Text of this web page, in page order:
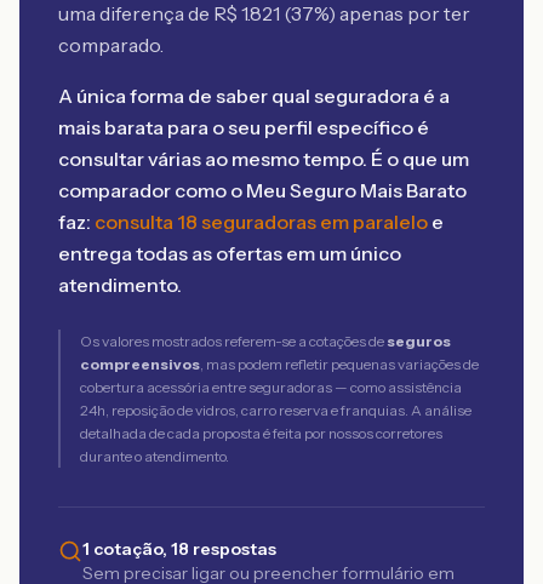
uma diferença de R$ 1.821 (37%) apenas por ter
comparado.
A única forma de saber qual seguradora é a
mais barata para o seu perfil específico é
consultar várias ao mesmo tempo. É o que um
comparador como o Meu Seguro Mais Barato
faz: consulta 18 seguradoras em paralelo e
entrega todas as ofertas em um único
atendimento.
Os valores mostrados referem-se a cotações de seguros
compreensivos, mas podem refletir pequenas variações de
cobertura acessória entre seguradoras — como assistência
24h, reposição de vidros, carro reserva e franquias. A análise
detalhada de cada proposta é feita por nossos corretores
durante o atendimento.
1 cotação, 18 respostas
Sem precisar ligar ou preencher formulário em